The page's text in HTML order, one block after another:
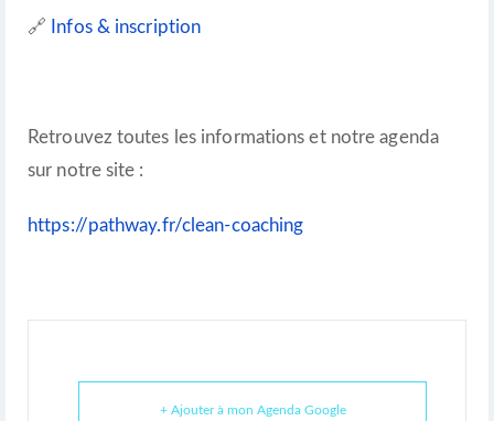
🔗 Infos & inscription
Retrouvez toutes les informations et notre agenda
sur notre site :
https://pathway.fr/clean-coaching
+ Ajouter à mon Agenda Google